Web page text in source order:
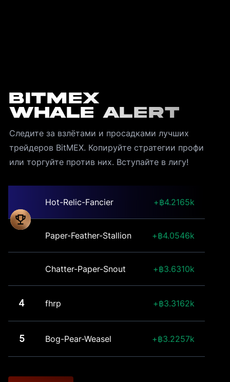
BitMEX
Whale Alert
Следите за взлётами и просадками лучших
трейдеров BitMEX. Копируйте стратегии профи
или торгуйте против них. Вступайте в лигу!
Hot-Relic-Fancier 4.2165k
Paper-Feather-Stallion 4.0546k
Chatter-Paper-Snout 3.6310k
4 fhrp 3.3162k
5 Bog-Pear-Weasel 3.2257k